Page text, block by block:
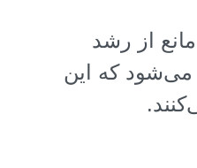
از رشد
می‌شود که این
.